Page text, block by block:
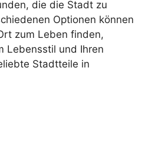
die die Stadt zu
Optionen können
zum Leben finden,
Lebensstil und Ihren
Stadtteile in